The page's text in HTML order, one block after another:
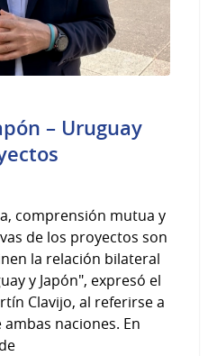
– Uruguay
comprensión mutua y
de los proyectos son
la relación bilateral
y Japón", expresó el
Clavijo, al referirse a
naciones. En